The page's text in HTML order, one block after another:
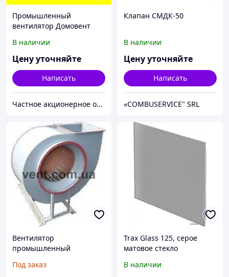
Промышленный
вентилятор Домовент
В наличии
Цену уточняйте
Написать
Частное акционерное общество «Вентиляционные системы».
Клапан СМДК-50
В наличии
Цену уточняйте
Написать
«COMBUSERVICE" SRL
Вентилятор
промышленный
аналог ВР 287-46
Под заказ
Trax Glass 125, серое
матовое стекло
В наличии